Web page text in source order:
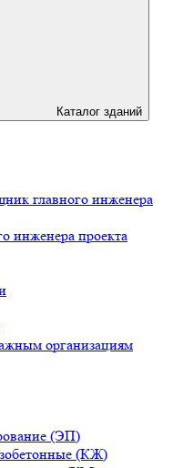
Каталог зданий
главного инженера
инженера проекта
организациям
(ЭП)
(КЖ)